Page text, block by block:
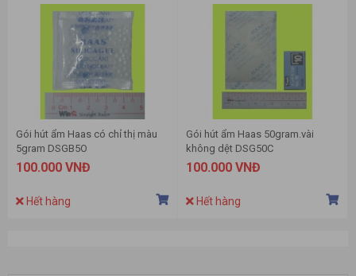
Gói hút ẩm Haas có chỉ thị màu
5gram DSGB5O
100.000 VNĐ
Hết hàng
Gói hút ẩm Haas 50gram.vài
không dệt DSG50C
100.000 VNĐ
Hết hàng